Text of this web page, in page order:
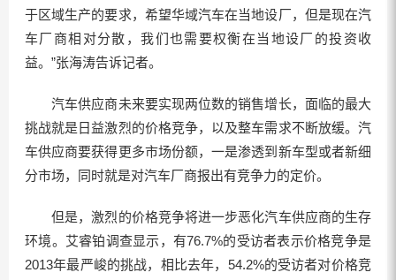
于区域生产的要求，希望华域汽车在当地设厂，但是现在汽
车厂商相对分散，我们也需要权衡在当地设厂的投资收
益。”张海涛告诉记者。
汽车供应商未来要实现两位数的销售增长，面临的最大
挑战就是日益激烈的价格竞争，以及整车需求不断放缓。汽
车供应商要获得更多市场份额，一是渗透到新车型或者新细
分市场，同时就是对汽车厂商报出有竞争力的定价。
但是，激烈的价格竞争将进一步恶化汽车供应商的生存
环境。艾睿铂调查显示，有76.7%的受访者表示价格竞争是
2013年最严峻的挑战，相比去年，54.2%的受访者对价格竞